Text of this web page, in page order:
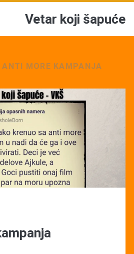
Vetar koji šapuće
ANTI MORE KAMPANJA